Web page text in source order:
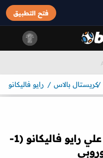
فتح التطبيق
كريستال بالاس رايو فاليكانو
هدف فوز كريستال بالاس علي رايو فاليكانو (1-